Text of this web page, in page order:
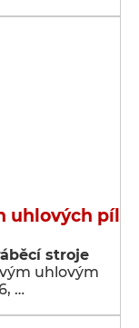
uhlových píl
stroje
uhlovým
…